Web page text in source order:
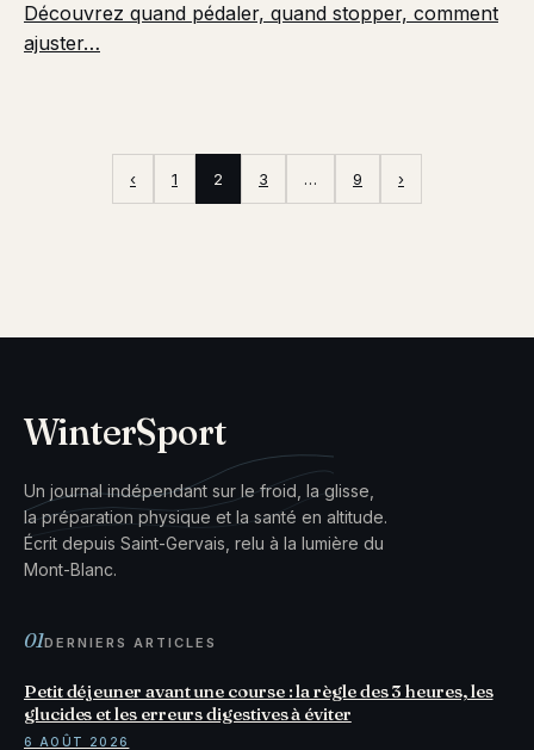
Découvrez quand pédaler, quand stopper, comment
ajuster…
‹ 1 2 3 … 9 ›
WinterSport
Un journal indépendant sur le froid, la glisse,
la préparation physique et la santé en altitude.
Écrit depuis Saint-Gervais, relu à la lumière du
Mont-Blanc.
01DERNIERS ARTICLES
Petit déjeuner avant une course : la règle des 3 heures, les
glucides et les erreurs digestives à éviter
6 AOÛT 2026